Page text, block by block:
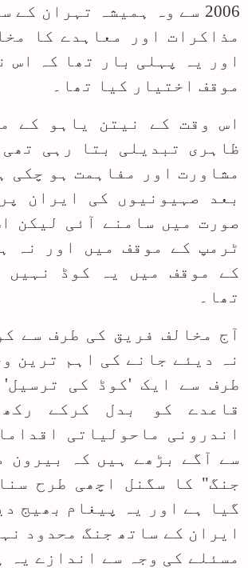
2006 سے وہ ہمیشہ تہران
مذاکرات اور معاہدے کا
اور یہ پہلی بار تھا کہ اس
موقف اختیار کیا تھا۔
اس وقت کے نیتن یاہو کے
ظاہری تبدیلی بتا رہی
مشاورت اور مفاہمت ہو چکی
بعد صہیونیوں کی ایران
صورت میں سامنے آئی لیکن
ٹرمپ کے موقف میں اور نہ
کے موقف میں یہ کوڈ نہیں
تھا۔
آج مخالف فریق کی طرف سے
نہ دیئے جانے کی اہم ترین
طرف سے ایک 'کوڈ کی
قاعدے کو بدل کرکے
اندرونی ماحولیاتی
سے آگے بڑھے ہیں کہ بیرون
جنگ" کا سگنل اچھی طرح
گیا ہے اور یہ پیغام بھیج
ایران کے ساتھ جنگ محدود
مسئلے کی وجہ سے اندازے یہ